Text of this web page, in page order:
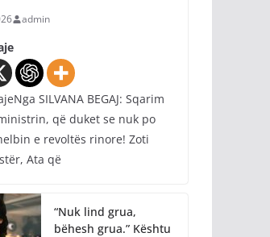
admin
SILVANA BEGAJ: Sqarim
që duket se nuk po
e revoltës rinore! Zoti
Ata që
“Nuk lind grua,
bëhesh grua.” Kështu